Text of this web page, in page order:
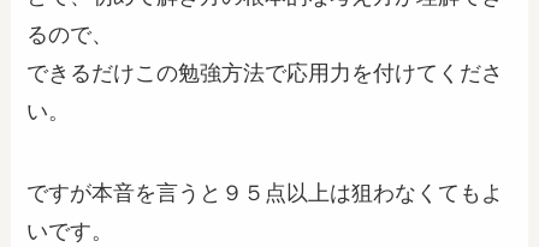
るので、
できるだけこの勉強方法で応用力を付けてくださ
い。
ですが本音を言うと９５点以上は狙わなくてもよ
いです。